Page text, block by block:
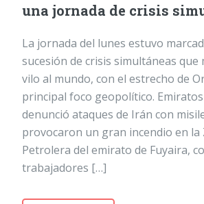
una jornada de crisis
La jornada del lunes estuvo
sucesión de crisis simultáneas que
vilo al mundo, con el estrecho de
principal foco geopolítico.
denunció ataques de Irán con
provocaron un gran incendio en
Petrolera del emirato de Fuyaira,
trabajadores […]